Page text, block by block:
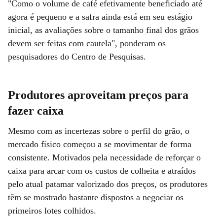
"Como o volume de café efetivamente beneficiado até
agora é pequeno e a safra ainda está em seu estágio
inicial, as avaliações sobre o tamanho final dos grãos
devem ser feitas com cautela", ponderam os
pesquisadores do Centro de Pesquisas.
Produtores aproveitam preços para
fazer caixa
Mesmo com as incertezas sobre o perfil do grão, o
mercado físico começou a se movimentar de forma
consistente. Motivados pela necessidade de reforçar o
caixa para arcar com os custos de colheita e atraídos
pelo atual patamar valorizado dos preços, os produtores
têm se mostrado bastante dispostos a negociar os
primeiros lotes colhidos.